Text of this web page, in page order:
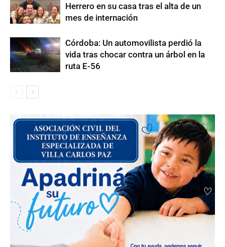
Herrero en su casa tras el alta de un
mes de internación
Córdoba: Un automovilista perdió la
vida tras chocar contra un árbol en la
ruta E-56